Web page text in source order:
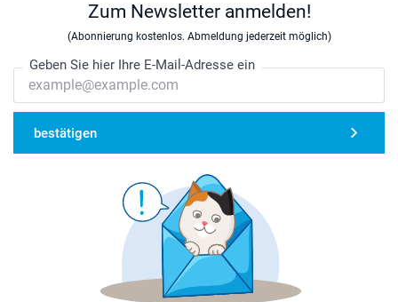
Zum Newsletter anmelden!
(Abonnierung kostenlos. Abmeldung jederzeit möglich)
Geben Sie hier Ihre E-Mail-Adresse ein
bestätigen